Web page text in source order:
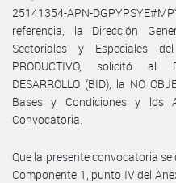
25141354-APN-
referencia, la Dirección
Sectoriales y Especiales del
PRODUCTIVO, solicitó al
DESARROLLO (BID), la NO
Bases y Condiciones y los
Convocatoria.
Que la presente convocatoria
Componente 1, punto IV del